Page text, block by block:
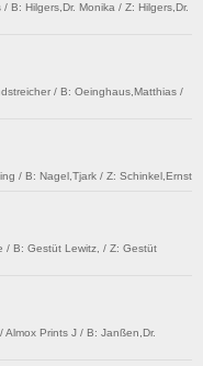
Hilgers,Dr. Monika / Z: Hilgers,Dr.
/ B: Oeinghaus,Matthias /
/ B: Nagel,Tjark / Z: Schinkel,Ernst
/ B: Gestüt Lewitz, / Z: Gestüt
Prints J / B: Janßen,Dr.